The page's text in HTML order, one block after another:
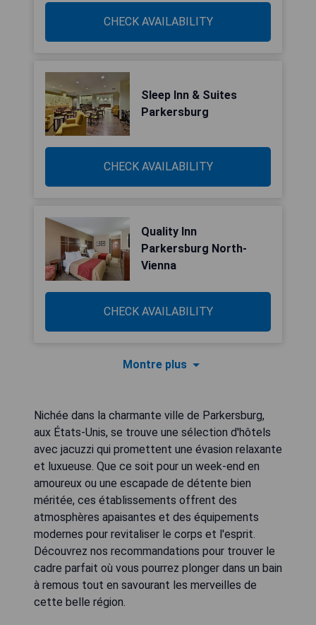
CHECK AVAILABILITY
Sleep Inn & Suites
Parkersburg
CHECK AVAILABILITY
Quality Inn
Parkersburg North-
Vienna
CHECK AVAILABILITY
Montre plus
Nichée dans la charmante ville de Parkersburg,
aux États-Unis, se trouve une sélection d'hôtels
avec jacuzzi qui promettent une évasion relaxante
et luxueuse. Que ce soit pour un week-end en
amoureux ou une escapade de détente bien
méritée, ces établissements offrent des
atmosphères apaisantes et des équipements
modernes pour revitaliser le corps et l'esprit.
Découvrez nos recommandations pour trouver le
cadre parfait où vous pourrez plonger dans un bain
à remous tout en savourant les merveilles de
cette belle région.